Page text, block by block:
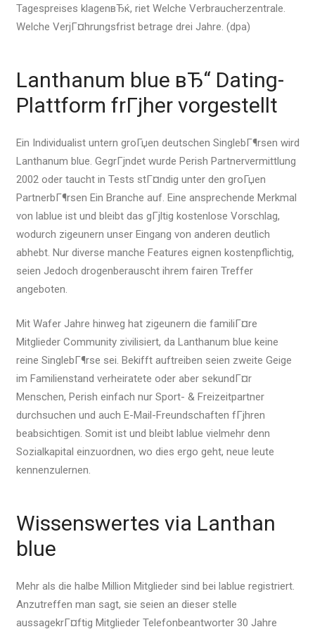
Tagespreises klagenвЂќ, riet Welche Verbraucherzentrale.
Welche VerjГ¤hrungsfrist betrage drei Jahre. (dpa)
Lanthanum blue вЂ“ Dating-
Plattform frГјher vorgestellt
Ein Individualist untern groГџen deutschen SinglebГ¶rsen wird
Lanthanum blue. GegrГјndet wurde Perish Partnervermittlung
2002 oder taucht in Tests stГ¤ndig unter den groГџen
PartnerbГ¶rsen Ein Branche auf. Eine ansprechende Merkmal
von lablue ist und bleibt das gГјltig kostenlose Vorschlag,
wodurch zigeunern unser Eingang von anderen deutlich
abhebt. Nur diverse manche Features eignen kostenpflichtig,
seien Jedoch drogenberauscht ihrem fairen Treffer
angeboten.
Mit Wafer Jahre hinweg hat zigeunern die familiГ¤re
Mitglieder Community zivilisiert, da Lanthanum blue keine
reine SinglebГ¶rse sei. Bekifft auftreiben seien zweite Geige
im Familienstand verheiratete oder aber sekundГ¤r
Menschen, Perish einfach nur Sport- & Freizeitpartner
durchsuchen und auch E-Mail-Freundschaften fГјhren
beabsichtigen. Somit ist und bleibt lablue vielmehr denn
Sozialkapital einzuordnen, wo dies ergo geht, neue leute
kennenzulernen.
Wissenswertes via Lanthan
blue
Mehr als die halbe Million Mitglieder sind bei lablue registriert.
Anzutreffen man sagt, sie seien an dieser stelle
aussagekrГ¤ftig Mitglieder Telefonbeantworter 30 Jahre